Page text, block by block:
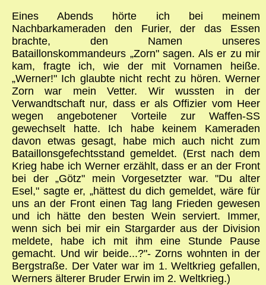
Eines Abends hörte ich bei meinem
Nachbarkameraden den Furier, der das Essen
brachte, den Namen unseres
Bataillonskommandeurs „Zorn" sagen. Als er zu mir
kam, fragte ich, wie der mit Vornamen heiße.
„Werner!" Ich glaubte nicht recht zu hören. Werner
Zorn war mein Vetter. Wir wussten in der
Verwandtschaft nur, dass er als Offizier vom Heer
wegen angebotener Vorteile zur Waffen-SS
gewechselt hatte. Ich habe keinem Kameraden
davon etwas gesagt, habe mich auch nicht zum
Bataillonsgefechtsstand gemeldet. (Erst nach dem
Krieg habe ich Werner erzählt, dass er an der Front
bei der „Götz" mein Vorgesetzter war. "Du alter
Esel," sagte er, „hättest du dich gemeldet, wäre für
uns an der Front einen Tag lang Frieden gewesen
und ich hätte den besten Wein serviert. Immer,
wenn sich bei mir ein Stargarder aus der Division
meldete, habe ich mit ihm eine Stunde Pause
gemacht. Und wir beide...?"- Zorns wohnten in der
Bergstraße. Der Vater war im 1. Weltkrieg gefallen,
Werners älterer Bruder Erwin im 2. Weltkrieg.)